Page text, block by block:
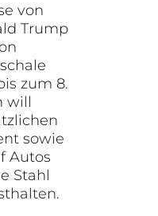
von
Trump
zum 8.
will
sowie
Autos
Stahl